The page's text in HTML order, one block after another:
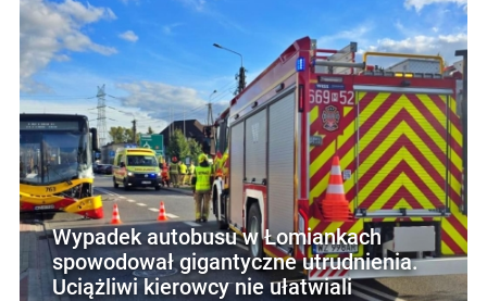
Wypadek autobusu w Łomiankach
spowodował gigantyczne utrudnienia.
Uciążliwi kierowcy nie ułatwiali